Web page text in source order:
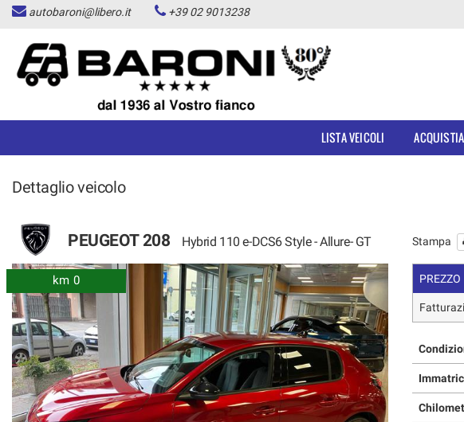
LISTA VEICOLI
ACQUISTIAMO USATO
NEWS
AREA COMMERCIANTI
autobaroni@libero.it +39 02 9013238
LISTA VEICOLI
Dettaglio veicolo
PEUGEOT 208 Hybrid 110 e-DCS6 Style - Allure- GT Stampa
km 0 PREZZO